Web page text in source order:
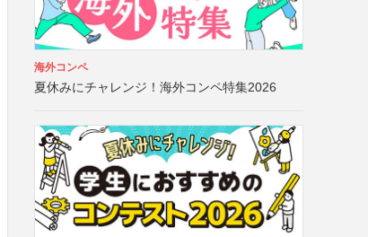
海外コンペ
夏休みにチャレンジ！海外コンペ特集2026